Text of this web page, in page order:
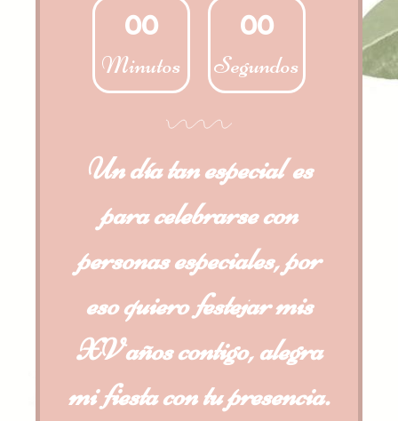
00
Minutos
00
Segundos
Un día tan especial es
para celebrarse con
personas especiales, por
eso quiero festejar mis
XV años contigo, alegra
mi fiesta con tu presencia.